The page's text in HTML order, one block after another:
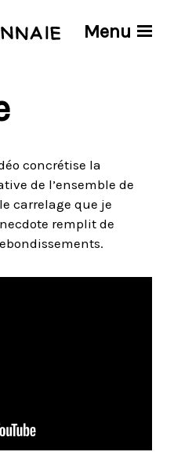
Menu
concrétise la
de l’ensemble de
carrelage que je
remplit de